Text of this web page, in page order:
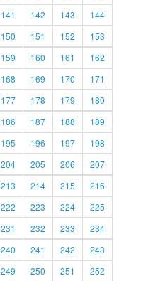
141 142 143
144
150 151 152
153
159 160 161
162
168 169 170
171
177 178 179
180
186 187 188
189
195 196 197
198
204 205 206
207
213 214 215
216
222 223 224
225
231 232 233
234
240 241 242
243
249 250 251 252